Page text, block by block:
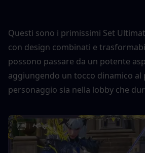
Questi sono i primissimi Set
con design combinati e
possono passare da un potente
aggiungendo un tocco dinamico al
personaggio sia nella lobby che